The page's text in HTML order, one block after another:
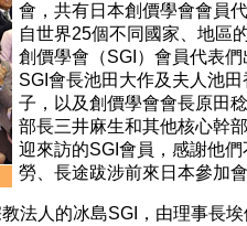
會，共有日本創價學會會員
自世界25個不同國家、地區
創價學會（SGI）會員代表們
SGI會長池田大作及夫人池田
子，以及創價學會會長原田
部長三井麻生和其他核心幹
迎來訪的SGI會員，感謝他們
勞、長途跋涉前來日本參加會
人的冰島SGI，由理事長埃